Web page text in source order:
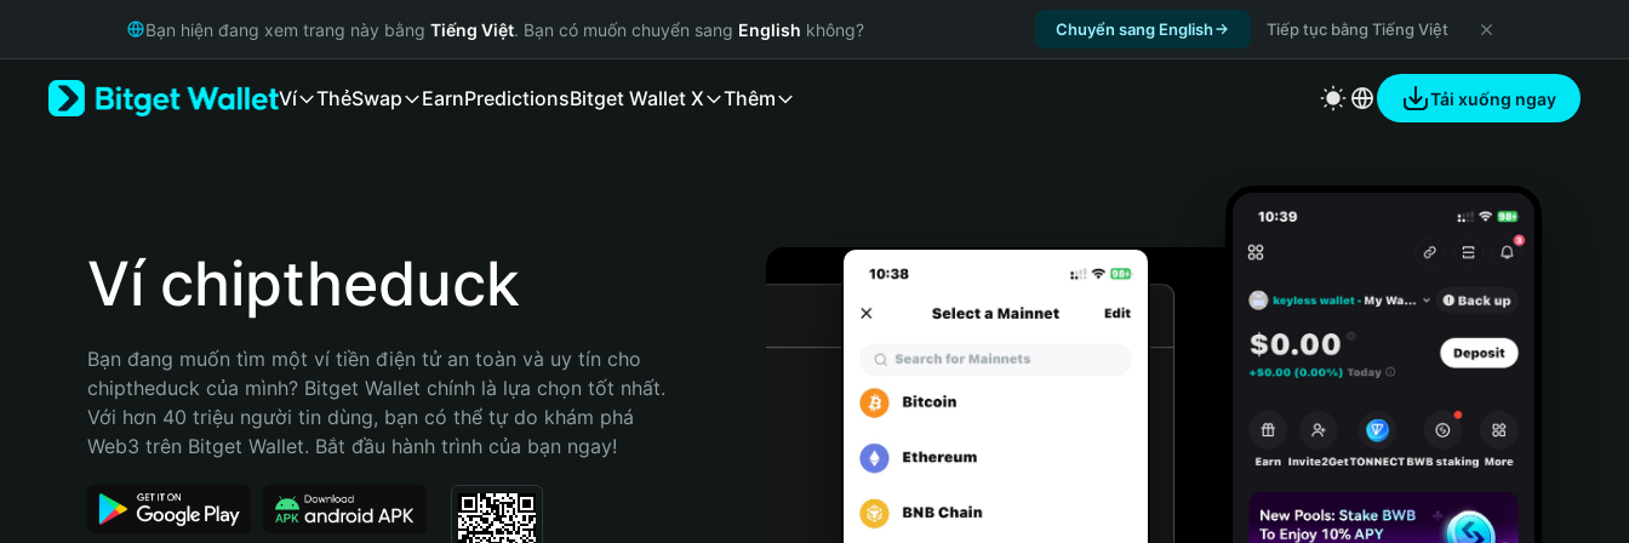
Русский
Bahasa Indonesia
Português (Brasil)
Bạn hiện đang xem trang này bằng Tiếng Việt. Bạn có muốn chuyển sang English không? Chuyển sang English Tiếp tục bằng Tiếng Việt
Ví ThẻSwap EarnPredictionsBitget Wallet X Thêm Tải xuống ngay
Ví chiptheduck
Bạn đang muốn tìm một ví tiền điện tử an toàn và uy tín cho
chiptheduck của mình? Bitget Wallet chính là lựa chọn tốt nhất.
Với hơn 40 triệu người tin dùng, bạn có thể tự do khám phá
Web3 trên Bitget Wallet. Bắt đầu hành trình của bạn ngay!